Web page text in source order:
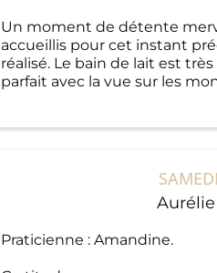
Un moment de détente
accueillis pour cet instant
réalisé. Le bain de lait est
parfait avec la vue sur les
Aurélie
Praticienne : Amandine.